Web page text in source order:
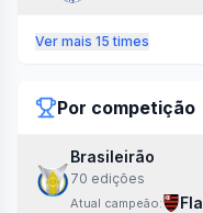
Ver mais 15 times
Por competição
Brasileirão
70 edições
Atual campeão: